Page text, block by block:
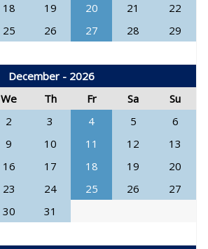
18 19 20 21
22
25 26 27 28
29
December - 2026
We Th Fr Sa
Su
2 3 4 5
6
9 10 11 12
13
16 17 18 19
20
23 24 25 26
27
30 31